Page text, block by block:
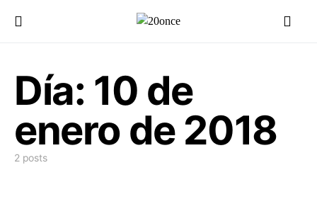
Día: 10 de
enero de 2018
2 posts